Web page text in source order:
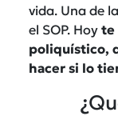
vida. Una de
el SOP. Hoy te
poliquístico,
hacer si lo